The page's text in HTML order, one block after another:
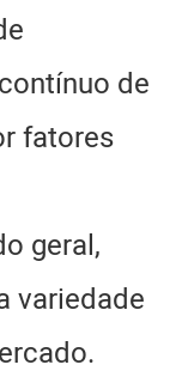
de
fatores
geral,
variedade